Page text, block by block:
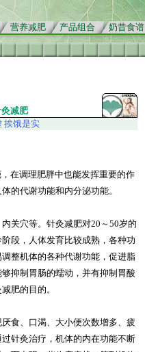
营养减肥 产品组合 奶昔食谱
减肥
挨饿是实
在调理肥胖中也能发挥重要的作
的代谢功能和内分泌功能。
穴等。针灸减肥对20～50岁的
段，人体发育比较成熟，各种功
整机体的各种代谢功能，促进脂
抑制胃肠的蠕动，并有抑制胃酸
肥的目的。
食、口渴、大小便次数增多、疲
针灸治疗，机体的内在功能不断